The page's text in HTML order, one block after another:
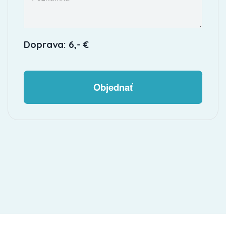
Doprava: 6,- €
Objednať